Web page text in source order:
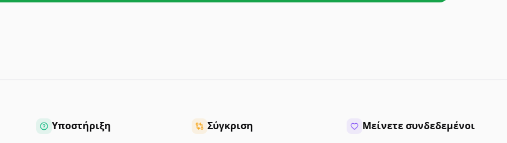
Υποστήριξη Σύγκριση Μείνετε συνδεδεμένοι